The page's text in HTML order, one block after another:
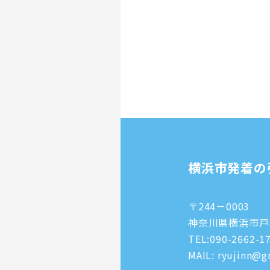
横浜市発着
〒244－0003
神奈川県横浜市
TEL:090-2662-
MAIL: